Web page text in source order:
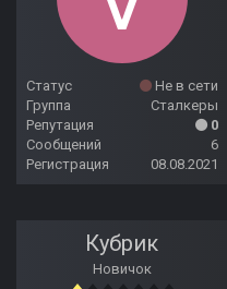
Статус
Не в сети
Группа
Сталкеры
Репутация
0
Сообщений
6
Регистрация
08.08.2021
Кубрик
Новичок